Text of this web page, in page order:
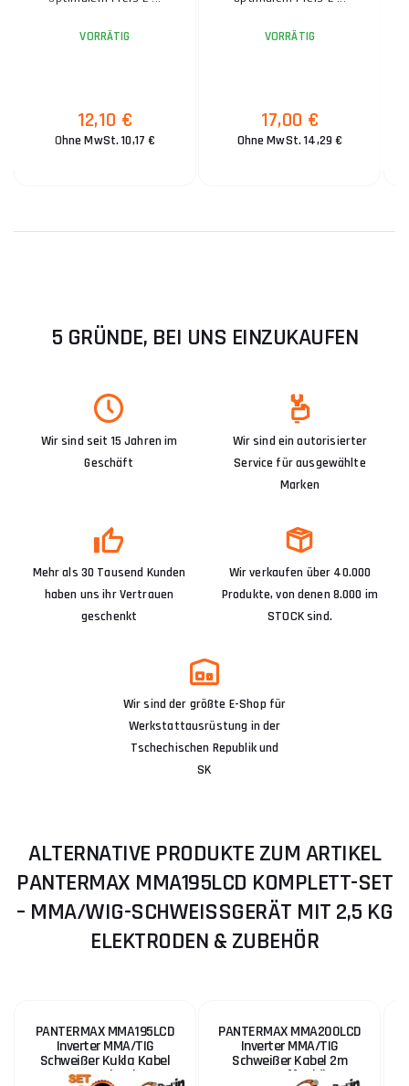
VORRÄTIG
12,10 €
Ohne MwSt. 10,17 €
VORRÄTIG
17,00 €
Ohne MwSt. 14,29 €
5 GRÜNDE, BEI UNS EINZUKAUFEN
Wir sind seit 15 Jahren im
Geschäft
Wir sind ein autorisierter
Service für ausgewählte
Marken
Mehr als 30 Tausend Kunden
haben uns ihr Vertrauen
geschenkt
Wir verkaufen über 40.000
Produkte, von denen 8.000 im
STOCK sind.
Wir sind der größte E-Shop für
Werkstattausrüstung in der
Tschechischen Republik und
SK
ALTERNATIVE PRODUKTE ZUM ARTIKEL
PANTERMAX MMA195LCD KOMPLETT-SET
– MMA/WIG-SCHWEISSGERÄT MIT 2,5 KG E
LEKTRODEN & ZUBEHÖR
PANTERMAX MMA195LCD
Inverter MMA/TIG
Schweißer Kukla Kabel
1.5m Pinsel
PANTERMAX MMA200LCD
Inverter MMA/TIG
Schweißer Kabel 2m
Kunststoffgehäuse